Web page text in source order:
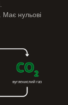
Має нульові